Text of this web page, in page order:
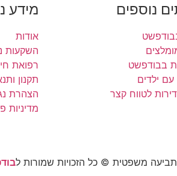
נוספים
בבודפשט
ילדים
לטווח קצר
מידע
אודות
השקעות
רפואת
תקנון
הצהרת
מדיניות
משפטית © כל הזכויות שמורות ל